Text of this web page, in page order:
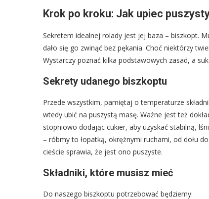
Krok po kroku: Jak upiec
Sekretem idealnej rolady jest jej baza – biszkopt.
dało się go zwinąć bez pękania. Choć niektórzy
Wystarczy poznać kilka podstawowych zasad, a
Sekrety udanego biszkoptu
Przede wszystkim, pamiętaj o temperaturze
wtedy ubić na puszystą masę. Ważne jest też
stopniowo dodając cukier, aby uzyskać stabilną,
– róbmy to łopatką, okrężnymi ruchami, od dołu
cieście sprawia, że jest ono puszyste.
Składniki, które musisz mieć
Do naszego biszkoptu potrzebować będziemy: